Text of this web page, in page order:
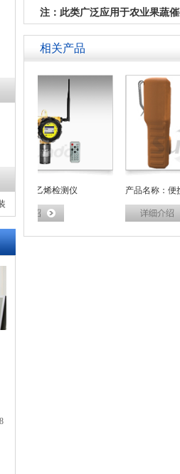
注：此类广泛应用于农业果蔬
相关产品
称：乙烯检测仪 产品名称：便携